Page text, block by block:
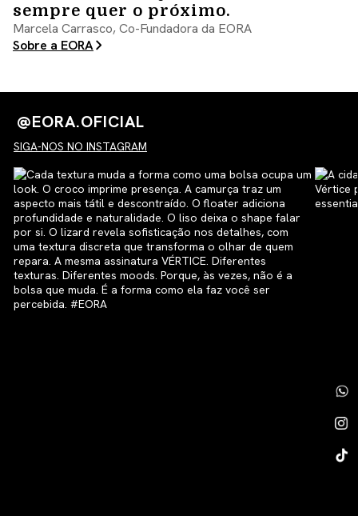
sempre quer o próximo.
Marcela Carrasco, Co-Fundadora da EORA
Sobre a EORA
@EORA.OFICIAL
SIGA-NOS NO INSTAGRAM